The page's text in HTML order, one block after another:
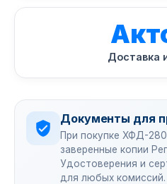
Доставка
Документы для
При покупке ХФД-
заверенные копии
Удостоверения и
для любых комиссий.